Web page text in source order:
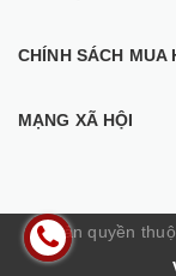
CHÍNH SÁCH MUA
MẠNG XÃ HỘI
© Bản quyền